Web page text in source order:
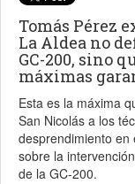
Tomás Pérez
La Aldea no
GC-200, sino
máximas
Esta es la máxima
San Nicolás a los
desprendimiento en
sobre la
de la GC-200.